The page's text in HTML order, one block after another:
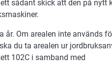
sådant skick att den på nytt
år. Om arealen inte används
du ta arealen ur
102C i samband med